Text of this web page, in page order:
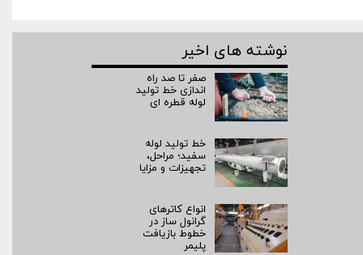
نوشته های اخیر
صفر تا صد راه‌
اندازی خط تولید
لوله قطره ای
خط تولید لوله
سفید؛ مراحل،
تجهیزات و مزایا
انواع کاترهای
گرانول ساز در
خطوط بازیافت
پلیمر